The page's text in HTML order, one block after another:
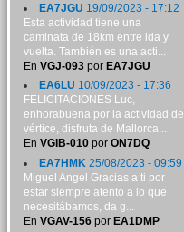
EA7JGU 19/09/2023 - 17:12
Esta actividad tiene una
caminata de 18km entre ida y
vuelta. También es una acti...
En VGJ-093por EA7JGU
EA6LU 10/09/2023 - 17:36
FELICITACIONES Luc,
enhorabuena por la actividad de
vértice, disfruta de Mallorca...
En VGIB-010por ON7DQ
EA7HMK 25/08/2023 - 09:59
Miguel Angel Gracias a ti por
estar siempre atento a lo que
necesitábamos, da g...
En VGAV-156por EA1DMP